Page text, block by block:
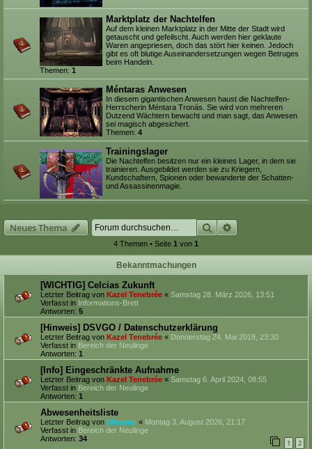
Marktplatz der Nachtelfen
Auf dem kleinen Marktplatz in der Mitte der Stadt wird
getauscht und gefeilscht. Auch werden hier geklaute
Waren angepriesen, doch das stört hier keinen. Jedoch
gibt es oft blutige Auseinandersetzungen wegen Betruges
beim Handeln.
Themen: 1
Méntaras Anwesen
In diesem gigantischen Anwesen haust die Nachtelfen-
Herrscherin Méntara Tronás. Sie wird von mehreren
Dutzend Wächtern bewacht und man sagt, das Anwesen
sei magisch abgesichert.
Themen: 4
Trainingslager
Die Nachtelfen besitzen nur ein kleines Lager, in dem sie
trainieren. Ausgebildet werden sie zu Kriegern,
Kundschaftern, Spionen oder bewanderte der Schatten-
und Assassinenmagie.
Neues Thema SucheErweiterte Suche
4 Themen • Seite 1 von 1
Bekanntmachungen
[WICHTIG] Celcias Zukunft
Letzter Beitrag von Kazel Tenebrée « Samstag 28. März 2026, 13:51
Verfasst in Informations-Brett
Antworten: 5
[Hinweis] DSVGO / Datenschutzerklärung
Letzter Beitrag von Kazel Tenebrée « Donnerstag 24. Mai 2018, 23:30
Verfasst in Bereich der Neulinge
Antworten: 1
[Info] Eingeschränkte Aufnahme
Letzter Beitrag von Kazel Tenebrée « Samstag 6. April 2024, 08:55
Verfasst in Bereich der Neulinge
Antworten: 1
Abwesenheitsliste
Letzter Beitrag von Whimrie « Montag 3. August 2026, 21:17
Verfasst in Bereich der Neulinge
Antworten: 34 1 2